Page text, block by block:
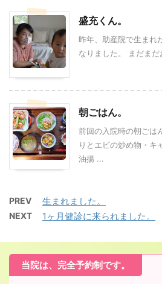
盛充くん。
昨年、助産院で生まれ
なりました。 まだまだ
朝ごはん。
前回の入院時の朝ごは
りとエビの炒め物・キ
油揚 ...
PREV 生まれました。
NEXT 1ヶ月健診に来られました。
当院は、完全予約制です。